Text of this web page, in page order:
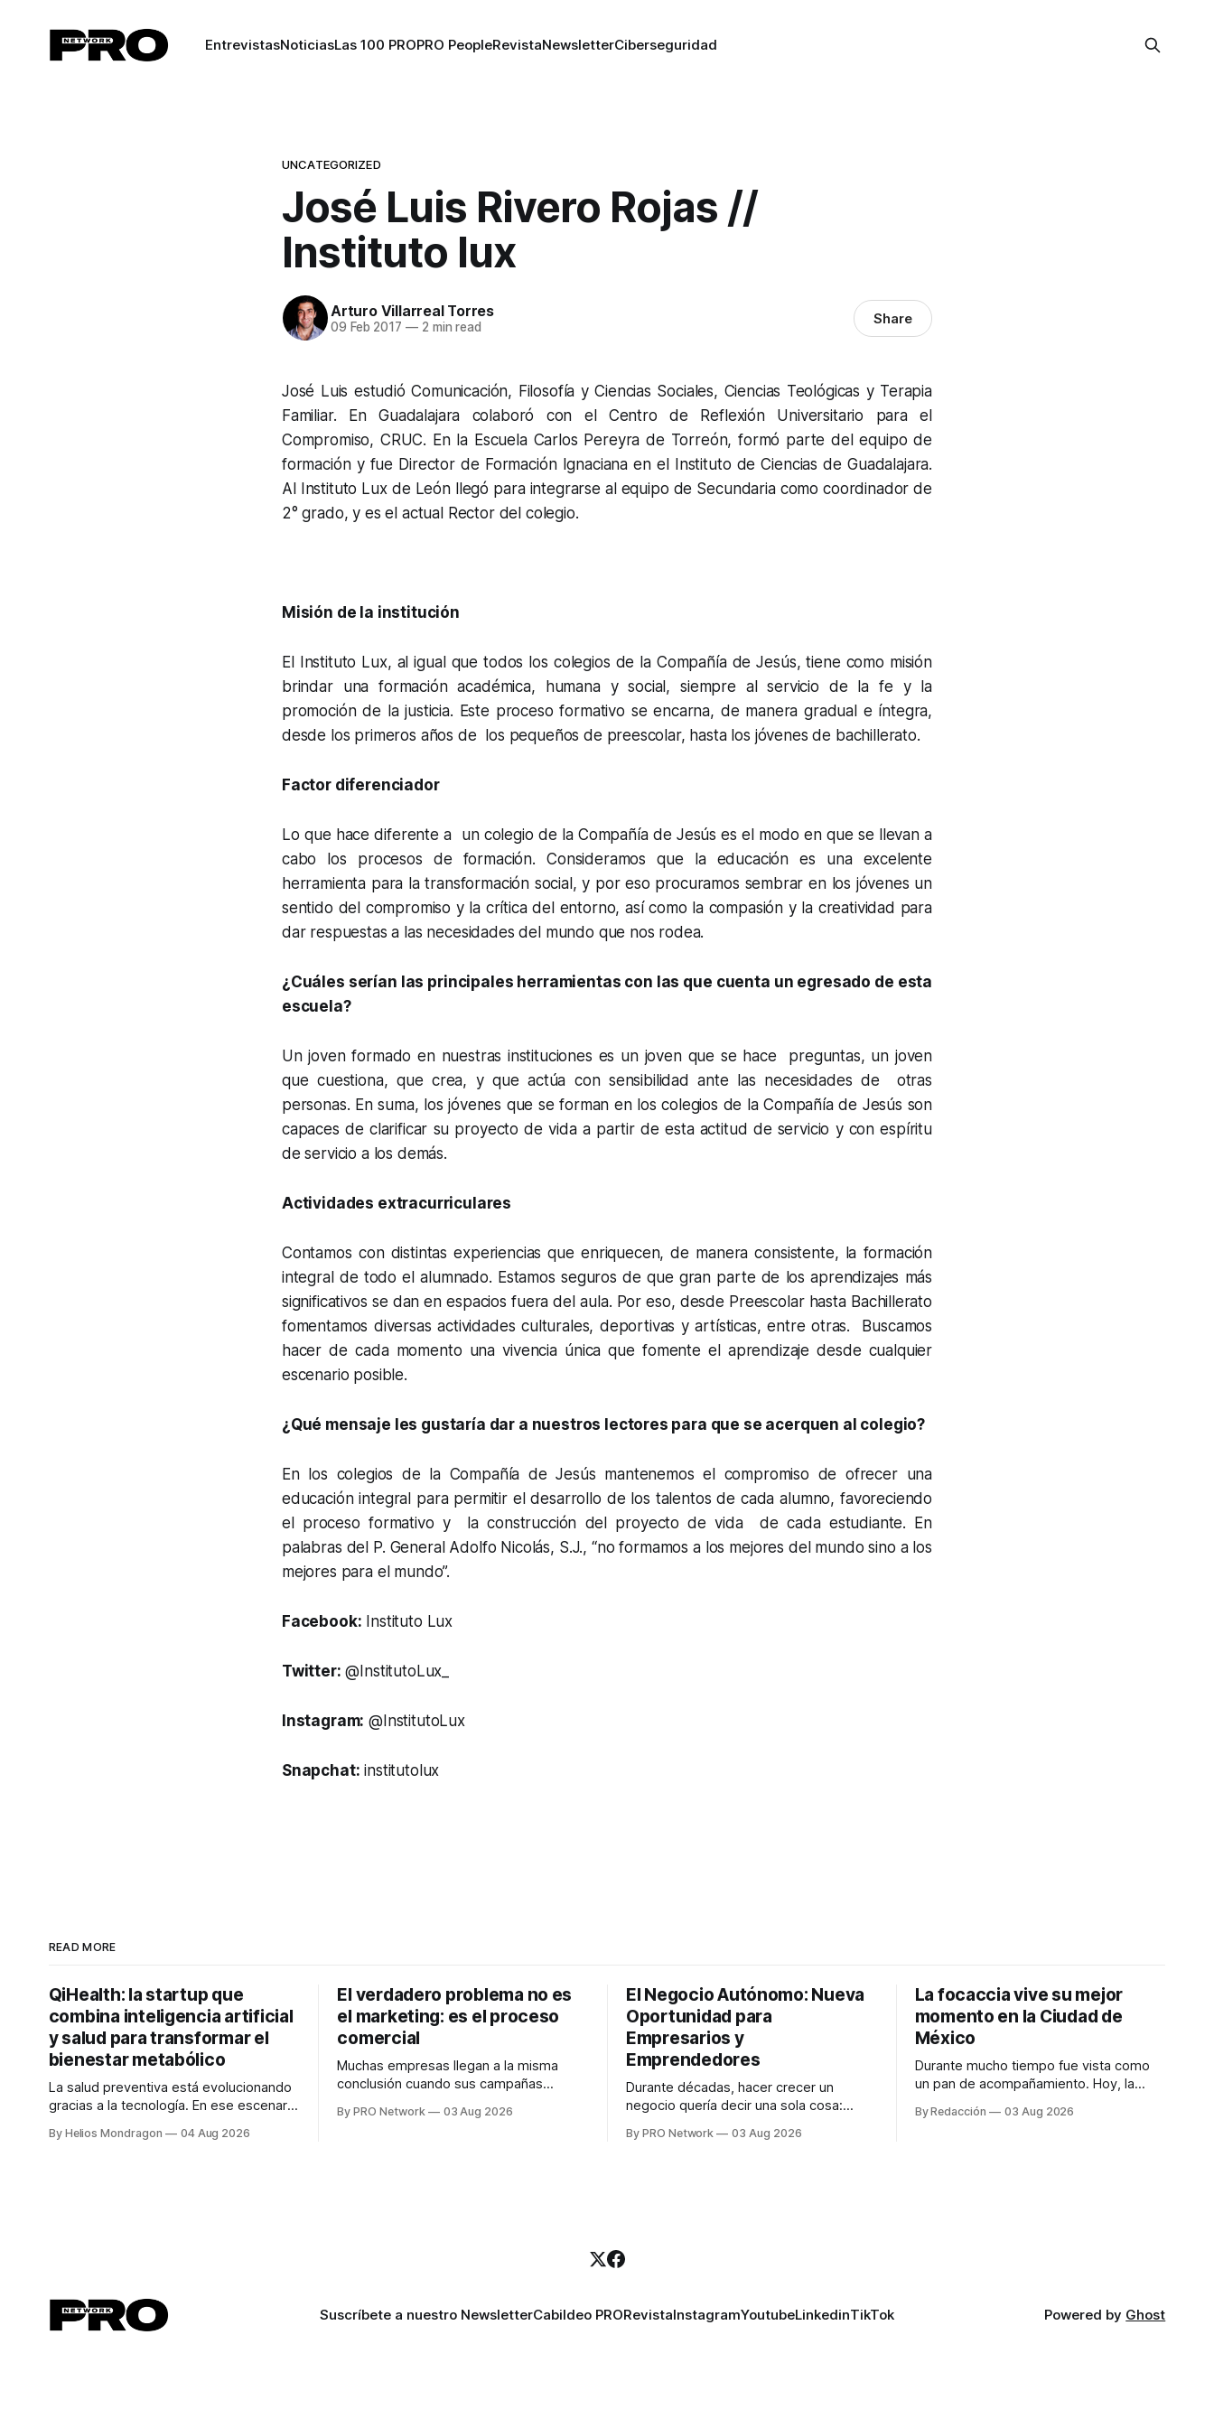
EntrevistasNoticiasLas 100 PROPRO PeopleRevistaNewsletterCiberseguridad
UNCATEGORIZED
José Luis Rivero Rojas //
Instituto lux
Arturo Villarreal Torres
09 Feb 2017 —2 min read Share
José Luis estudió Comunicación, Filosofía y Ciencias Sociales, Ciencias Teológicas y Terapia
Familiar. En Guadalajara colaboró con el Centro de Reflexión Universitario para el
Compromiso, CRUC. En la Escuela Carlos Pereyra de Torreón, formó parte del equipo de
formación y fue Director de Formación Ignaciana en el Instituto de Ciencias de Guadalajara.
Al Instituto Lux de León llegó para integrarse al equipo de Secundaria como coordinador de
2° grado, y es el actual Rector del colegio.
Misión de la institución
El Instituto Lux, al igual que todos los colegios de la Compañía de Jesús, tiene como misión
brindar una formación académica, humana y social, siempre al servicio de la fe y la
promoción de la justicia. Este proceso formativo se encarna, de manera gradual e íntegra,
desde los primeros años de los pequeños de preescolar, hasta los jóvenes de bachillerato.
Factor diferenciador
Lo que hace diferente a un colegio de la Compañía de Jesús es el modo en que se llevan a
cabo los procesos de formación. Consideramos que la educación es una excelente
herramienta para la transformación social, y por eso procuramos sembrar en los jóvenes un
sentido del compromiso y la crítica del entorno, así como la compasión y la creatividad para
dar respuestas a las necesidades del mundo que nos rodea.
¿Cuáles serían las principales herramientas con las que cuenta un egresado de esta
escuela?
Un joven formado en nuestras instituciones es un joven que se hace preguntas, un joven
que cuestiona, que crea, y que actúa con sensibilidad ante las necesidades de otras
personas. En suma, los jóvenes que se forman en los colegios de la Compañía de Jesús son
capaces de clarificar su proyecto de vida a partir de esta actitud de servicio y con espíritu
de servicio a los demás.
Actividades extracurriculares
Contamos con distintas experiencias que enriquecen, de manera consistente, la formación
integral de todo el alumnado. Estamos seguros de que gran parte de los aprendizajes más
significativos se dan en espacios fuera del aula. Por eso, desde Preescolar hasta Bachillerato
fomentamos diversas actividades culturales, deportivas y artísticas, entre otras. Buscamos
hacer de cada momento una vivencia única que fomente el aprendizaje desde cualquier
escenario posible.
¿Qué mensaje les gustaría dar a nuestros lectores para que se acerquen al colegio?
En los colegios de la Compañía de Jesús mantenemos el compromiso de ofrecer una
educación integral para permitir el desarrollo de los talentos de cada alumno, favoreciendo
el proceso formativo y la construcción del proyecto de vida de cada estudiante. En
palabras del P. General Adolfo Nicolás, S.J., “no formamos a los mejores del mundo sino a los
mejores para el mundo”.
Facebook: Instituto Lux
Twitter: @InstitutoLux_
Instagram: @InstitutoLux
Snapchat: institutolux
READ MORE
QiHealth: la startup que
combina inteligencia artificial
y salud para transformar el
bienestar metabólico
La salud preventiva está evolucionando
gracias a la tecnología. En ese escenario
desarrolla un ecosistema digital capaz
By Helios Mondragon 04 Aug 2026
El verdadero problema no es
el marketing: es el proceso
comercial
Muchas empresas llegan a la misma
conclusión cuando sus campañas
marketing no funciona". Sin embargo,
By PRO Network 03 Aug 2026
El Negocio Autónomo: Nueva
Oportunidad para
Empresarios y
Emprendedores
Durante décadas, hacer crecer un
negocio quería decir una sola cosa:
anuncios, un especialista en marketing
By PRO Network 03 Aug 2026
La focaccia vive su mejor
momento en la Ciudad de
México
Durante mucho tiempo fue vista como
un pan de acompañamiento. Hoy, la
platillos favoritos de quienes buscan
By Redacción 03 Aug 2026
Suscríbete a nuestro NewsletterCabildeo PRORevistaInstagramYoutubeLinkedinTikTok Powered by Ghost